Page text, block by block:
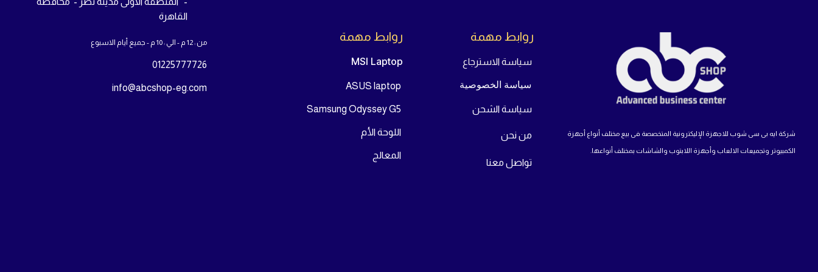
روابط مهمة
سياسة الاسترجاع
سياسة الخصوصية
سياسة الشحن
من نحن
تواصل معنا
القاهرة
من : 12 م - الي : 10 م - جميع أيام الاسبوع
01225777726
info@abcshop-eg.com
روابط مهمة
MSI Laptop
ASUS laptop
Samsung Odyssey G5
اللوحة الأم
المعالج
شركة ايه بى سى شوب للاجهزة الإليكترونية المتخصصة فى بيع مختلف أنواع أجهزة
الكمبيوتر وتجميعات الالعاب وأجهزة اللابتوب والشاشات بمختلف أنواعها.